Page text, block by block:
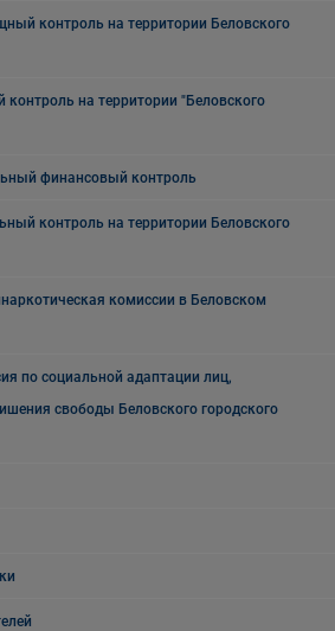
контроль на территории Беловского
на территории "Беловского
финансовый контроль
контроль на территории Беловского
комиссии в Беловском
по социальной адаптации лиц,
свободы Беловского городского